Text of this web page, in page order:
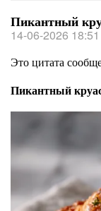
Пикантный
14-06-2026 18:51
Это цитата
Пикантный